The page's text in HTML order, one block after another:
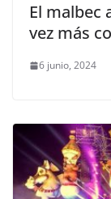
El malbec
vez más
6 junio, 2024